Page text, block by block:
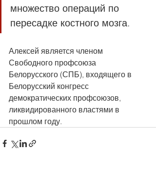
множество операций по
пересадке костного мозга.
Алексей является членом
Свободного профсоюза
Белорусского (СПБ), входящего в
Белорусский конгресс
демократических профсоюзов,
ликвидированного властями в
прошлом году.